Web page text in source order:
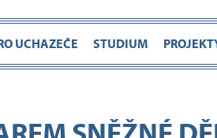
UCHAZEČE STUDIUM